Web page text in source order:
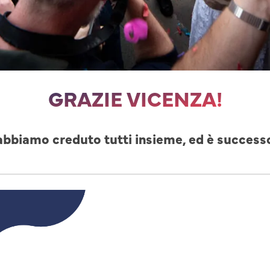
GRAZIE VICENZA!
creduto tutti insieme, ed è